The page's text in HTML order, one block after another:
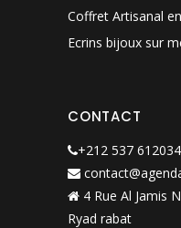
Coffret Artisanal
Ecrins bijoux sur
CONTACT
+212 537 612034
4 Rue Al Jamis
Ryad rabat